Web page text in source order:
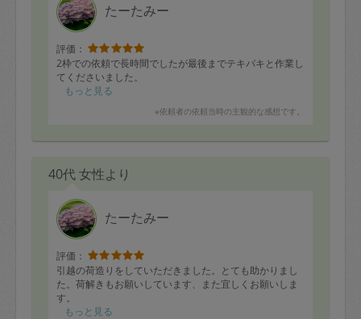
たーたみー
評価：
2枠での依頼で長時間でしたが最後までテキパキと作業し
てくださいました。
もっと見る
※依頼者の依頼当時の主観的な感想です。
40代 女性より
たーたみー
評価：
引越の荷造りをしていただきました。とても助かりまし
た。荷解きもお願いしています、また宜しくお願いしま
す。
もっと見る